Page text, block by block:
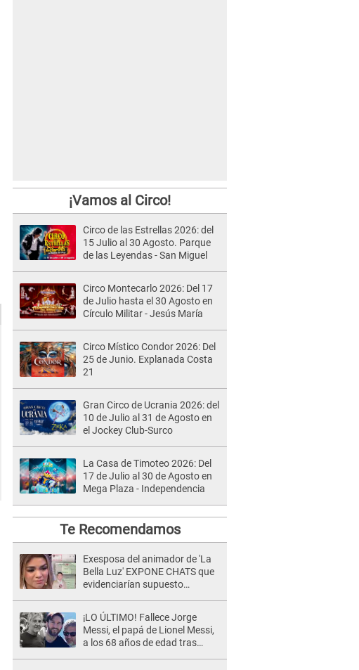
¡Vamos al Circo!
Circo de las Estrellas 2026: del
15 Julio al 30 Agosto. Parque
de las Leyendas - San Miguel
Circo Montecarlo 2026: Del 17
de Julio hasta el 30 Agosto en
Círculo Militar - Jesús María
Circo Místico Condor 2026: Del
25 de Junio. Explanada Costa
21
Gran Circo de Ucrania 2026: del
10 de Julio al 31 de Agosto en
el Jockey Club-Surco
La Casa de Timoteo 2026: Del
17 de Julio al 30 de Agosto en
Mega Plaza - Independencia
Te Recomendamos
Exesposa del animador de 'La
Bella Luz' EXPONE CHATS que
evidenciarían supuesto
Saldaña, pese a tener pareja
¡LO ÚLTIMO! Fallece Jorge
Messi, el papá de Lionel Messi,
a los 68 años de edad tras